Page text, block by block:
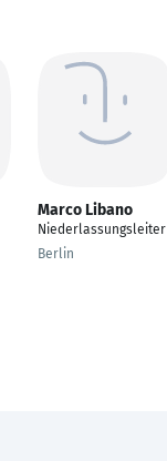
Marco Libano
Niederlassungsleiter
Berlin